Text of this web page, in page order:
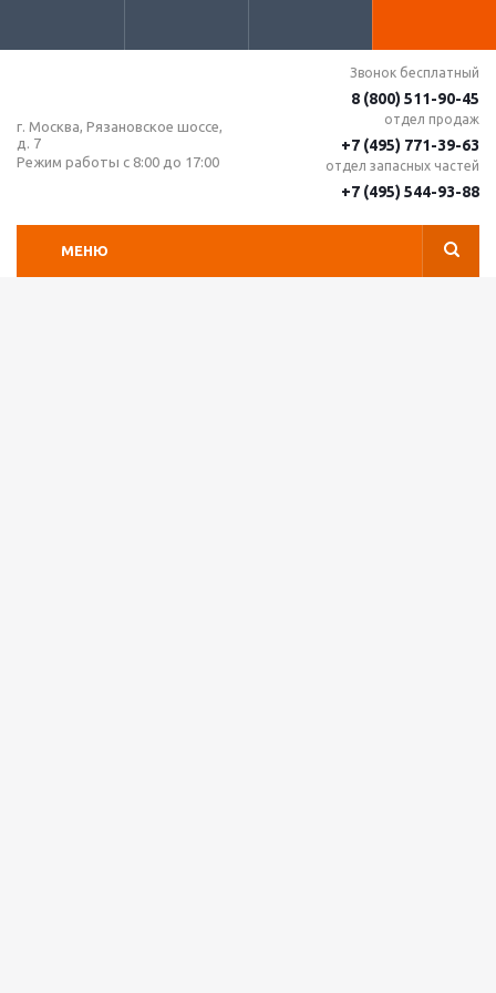
г. Москва, Рязановское шоссе,
д. 7
Режим работы с 8:00 до 17:00
Звонок бесплатный
8 (800) 511-90-45
отдел продаж
+7 (495) 771-39-63
отдел запасных частей
+7 (495) 544-93-88
МЕНЮ